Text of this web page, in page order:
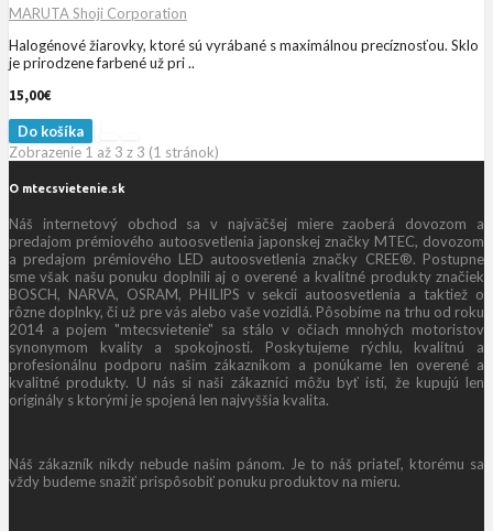
MARUTA Shoji Corporation
Halogénové žiarovky, ktoré sú vyrábané s maximálnou precíznosťou. Sklo
je prirodzene farbené už pri ..
15,00€
Do košíka
Zobrazenie 1 až 3 z 3 (1 stránok)
O mtecsvietenie.sk
Náš internetový obchod sa v najväčšej miere zaoberá dovozom a
predajom prémiového autoosvetlenia japonskej značky MTEC, dovozom
a predajom prémiového LED autoosvetlenia značky CREE®. Postupne
sme však našu ponuku doplnili aj o overené a kvalitné produkty značiek
BOSCH, NARVA, OSRAM, PHILIPS v sekcii autoosvetlenia a taktiež o
rôzne doplnky, či už pre vás alebo vaše vozidlá. Pôsobíme na trhu od roku
2014 a pojem "mtecsvietenie" sa stálo v očiach mnohých motoristov
synonymom kvality a spokojnosti. Poskytujeme rýchlu, kvalitnú a
profesionálnu podporu našim zákazníkom a ponúkame len overené a
kvalitné produkty. U nás si naši zákazníci môžu byť istí, že kupujú len
originály s ktorými je spojená len najvyššia kvalita.
Náš zákazník nikdy nebude našim pánom. Je to náš priateľ, ktorému sa
vždy budeme snažiť prispôsobiť ponuku produktov na mieru.